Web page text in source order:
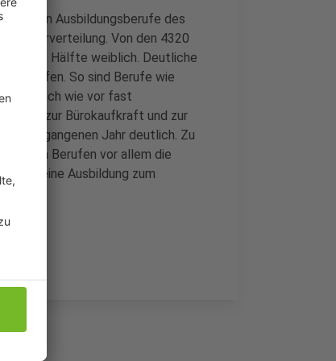
Ausbildungsberufe des
Von den 4320
als die Hälfte weiblich. Deutliche
So sind Berufe wie
nach wie vor fast
zur Bürokaufkraft und zur
im vergangenen Jahr deutlich. Zu
Berufen vor allem die
eine Ausbildung zum